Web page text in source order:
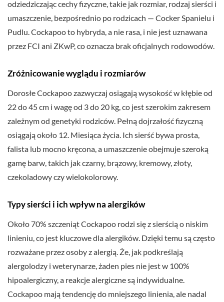
odziedziczając cechy fizyczne, takie jak rozmiar, rodzaj sierści i
umaszczenie, bezpośrednio po rodzicach — Cocker Spanielu i
Pudlu. Cockapoo to hybryda, a nie rasa, i nie jest uznawana
przez FCI ani ZKwP, co oznacza brak oficjalnych rodowodów.
Zróżnicowanie wyglądu i rozmiarów
Dorosłe Cockapoo zazwyczaj osiągają wysokość w kłębie od
22 do 45 cm i wagę od 3 do 20 kg, co jest szerokim zakresem
zależnym od genetyki rodziców. Pełną dojrzałość fizyczną
osiągają około 12. Miesiąca życia. Ich sierść bywa prosta,
falista lub mocno kręcona, a umaszczenie obejmuje szeroką
gamę barw, takich jak czarny, brązowy, kremowy, złoty,
czekoladowy czy wielokolorowy.
Typy sierści i ich wpływ na alergików
Około 70% szczeniąt Cockapoo rodzi się z sierścią o niskim
linieniu, co jest kluczowe dla alergików. Dzięki temu są często
rozważane przez osoby z alergią. Że, jak podkreślają
alergolodzy i weterynarze, żaden pies nie jest w 100%
hipoalergiczny, a reakcje alergiczne są indywidualne.
Cockapoo mają tendencję do mniejszego linienia, ale nadal